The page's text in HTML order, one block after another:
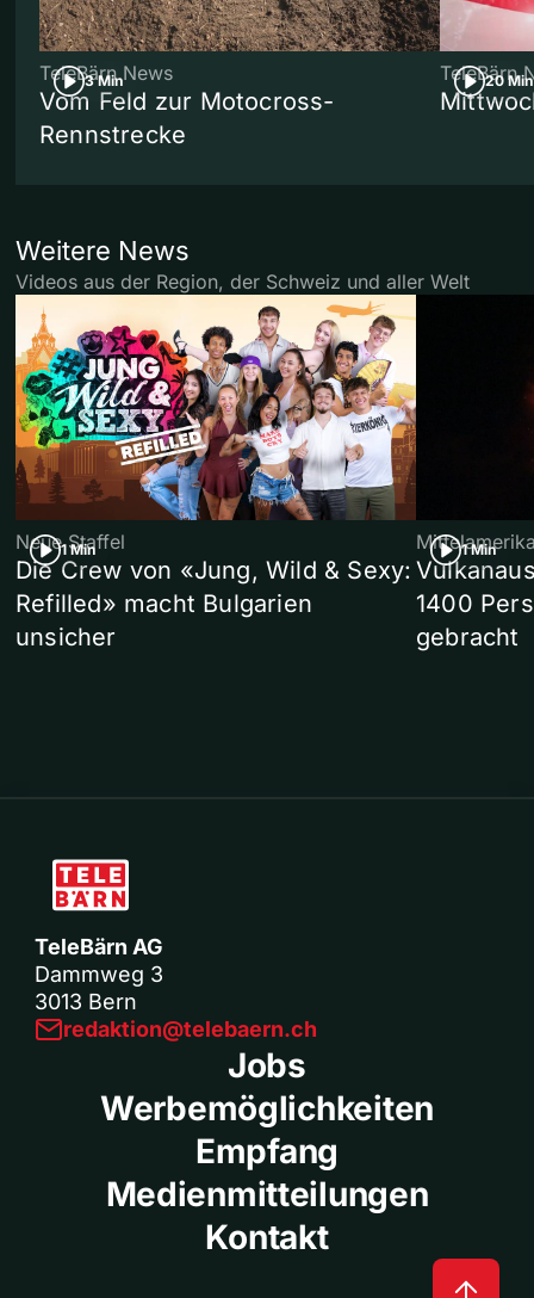
3 Min
TeleBärn News
Vom Feld zur Motocross-
Rennstrecke
20 Min
TeleBärn
Weitere News
Videos aus der Region, der Schweiz und aller Welt
1 Min
Neue Staffel
Die Crew von «Jung, Wild & Sexy:
Refilled» macht Bulgarien
unsicher
1 Min
1400
gebracht
TeleBärn AG
Dammweg 3
3013 Bern
redaktion@telebaern.ch
Jobs
Werbemöglichkeiten
Empfang
Medienmitteilungen
Kontakt